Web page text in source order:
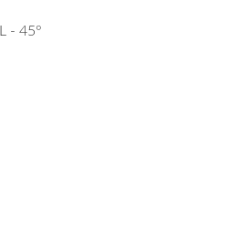
- 45°